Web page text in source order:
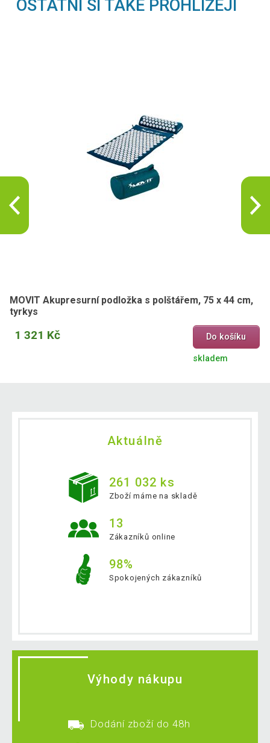
OSTATNÍ SI TAKÉ PROHLÍŽEJÍ
MOVIT Akupresurní podložka s polštářem, 75 x 44 cm,
tyrkys
1 321 Kč Do košíku
skladem
Aktuálně
261 032 ks
Zboží máme na skladě
13
Zákazníků online
98%
Spokojených zákazníků
Výhody nákupu
Dodání zboží do 48h